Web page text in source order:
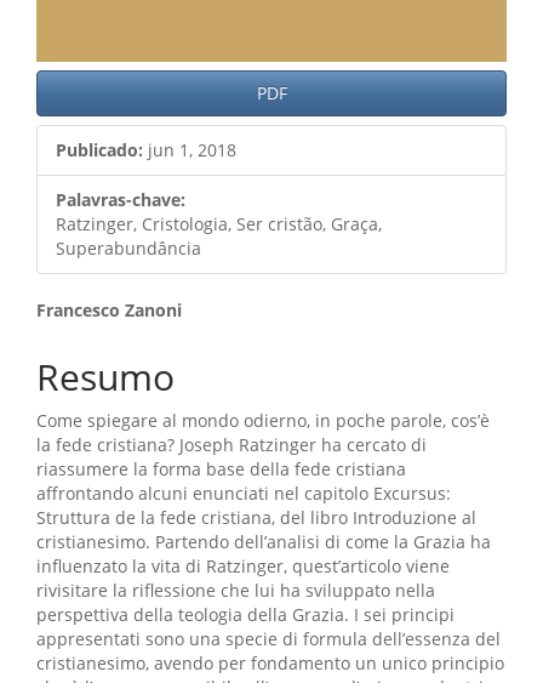
PDF
Publicado: jun 1, 2018
Palavras-chave:
Ratzinger, Cristologia, Ser cristão, Graça,
Superabundância
Conteúdo
do
artigo
principal
Francesco Zanoni
Resumo
Come spiegare al mondo odierno, in poche parole, cos’è
la fede cristiana? Joseph Ratzinger ha cercato di
riassumere la forma base della fede cristiana
affrontando alcuni enunciati nel capitolo Excursus:
Struttura de la fede cristiana, del libro Introduzione al
cristianesimo. Partendo dell’analisi di come la Grazia ha
influenzato la vita di Ratzinger, quest’articolo viene
rivisitare la riflessione che lui ha sviluppato nella
perspettiva della teologia della Grazia. I sei principi
appresentati sono una specie di formula dell’essenza del
cristianesimo, avendo per fondamento un unico principio